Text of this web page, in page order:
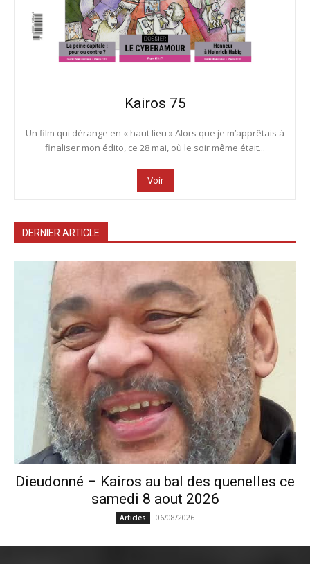
Kairos 75
Un film qui dérange en « haut lieu » Alors que je m’apprêtais à
finaliser mon édito, ce 28 mai, où le soir même était...
Voir
DERNIER ARTICLE
Dieudonné – Kairos au bal des quenelles ce
samedi 8 aout 2026
Articles 06/08/2026